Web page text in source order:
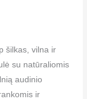
šilkas, vilna ir
su natūraliomis
audinio
ir